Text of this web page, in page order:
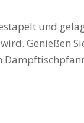
und
Genießen